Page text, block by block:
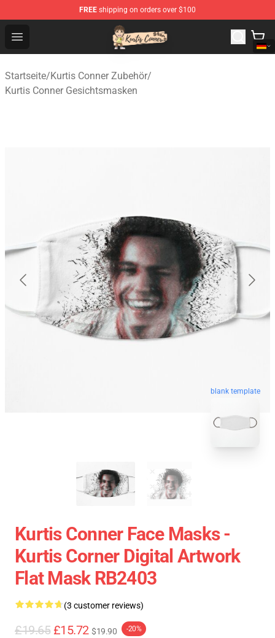
FREE shipping on orders over $100
Open menu
Kurtis Conner Store - Official Kurtis Conner Merchandise
Startseite/Kurtis Conner Zubehör/
Kurtis Conner Gesichtsmasken
blank template
Kurtis Conner Face Masks -
Kurtis Corner Digital Artwork
Flat Mask RB2403
(3 customer reviews)
£19.65 £15.72 $19.90 -20%